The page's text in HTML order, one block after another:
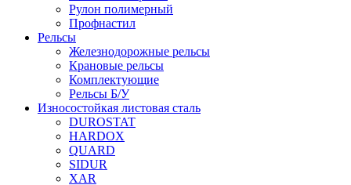
Рулон полимерный
Профнастил
Рельсы
Железнодорожные рельсы
Крановые рельсы
Комплектующие
Рельсы Б/У
Износостойкая листовая сталь
DUROSTAT
HARDOX
QUARD
SIDUR
XAR